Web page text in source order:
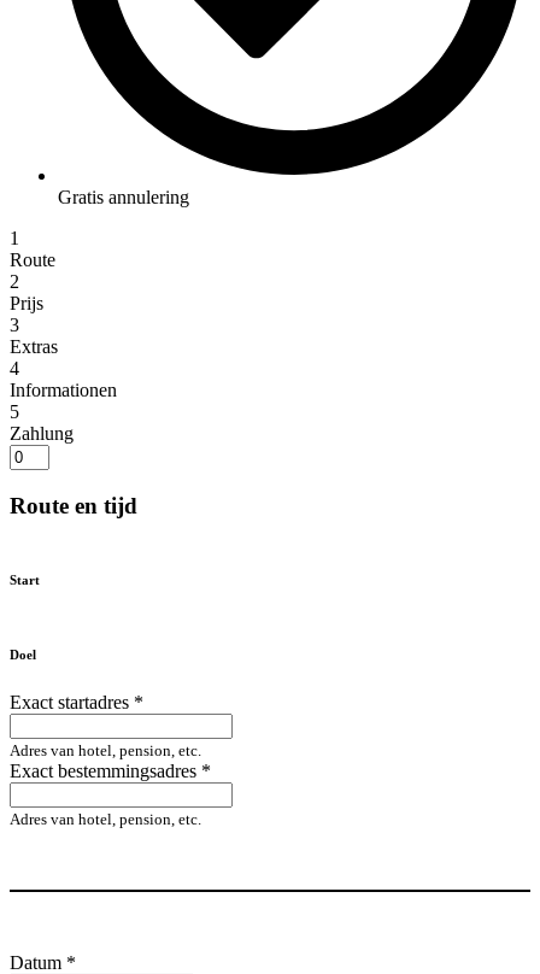
Gratis annulering
1
Route
2
Prijs
3
Extras
4
Informationen
5
Zahlung
Route en tijd
Start
Doel
Exact startadres *
Adres van hotel, pension, etc.
Exact bestemmingsadres *
Adres van hotel, pension, etc.
Datum *